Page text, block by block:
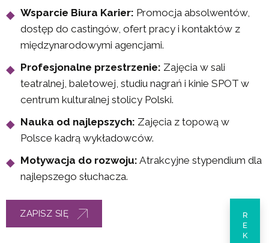
Wsparcie Biura Karier: Promocja absolwentów,
dostęp do castingów, ofert pracy i kontaktów z
międzynarodowymi agencjami.
Profesjonalne przestrzenie: Zajęcia w sali
teatralnej, baletowej, studiu nagrań i kinie SPOT w
centrum kulturalnej stolicy Polski.
Nauka od najlepszych: Zajęcia z topową w
Polsce kadrą wykładowców.
Motywacja do rozwoju: Atrakcyjne stypendium dla
najlepszego słuchacza.
ZAPISZ SIĘ